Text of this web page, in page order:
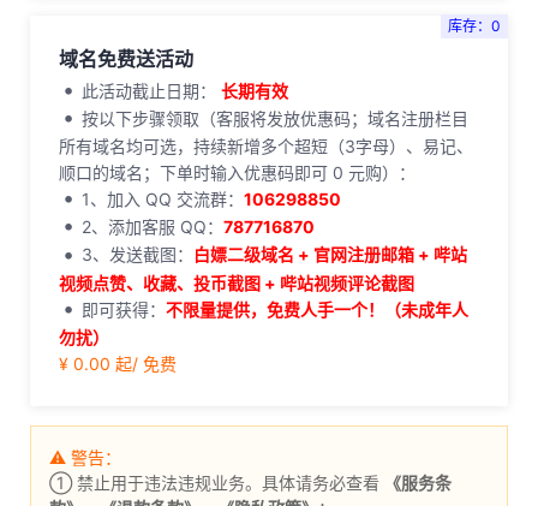
库存：0
域名免费送活动
此活动截止日期： 长期有效
按以下步骤领取（客服将发放优惠码；域名注册栏目
所有域名均可选，持续新增多个超短（3字母）、易记、
顺口的域名；下单时输入优惠码即可 0 元购）：
1、加入 QQ 交流群： 106298850
2、添加客服 QQ： 787716870
3、发送截图：
白嫖二级域名 + 官网注册邮箱 + 哔站
视频点赞、收藏、投币截图 + 哔站视频评论截图
即可获得： 不限量提供，免费人手一个！（未成年人
勿扰）
¥ 0.00 起/ 免费
⚠ 警告：
① 禁止用于违法违规业务。具体请务必查看
《服务条